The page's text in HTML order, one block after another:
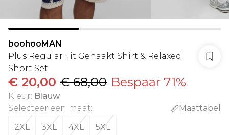
boohooMAN
Plus Regular Fit Gehaakt Shirt & Relaxed
Short Set
€ 20,00 € 68,00 Bespaar 71%
Kleur: Blauw
Selecteer een maat:
Maattabel
2XL
3XL 4XL 5XL